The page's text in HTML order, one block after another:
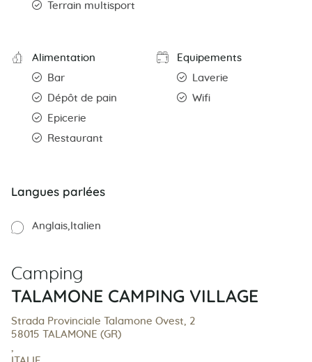
Terrain multisport
Alimentation
Bar
Dépôt de pain
Epicerie
Restaurant
Equipements
Laverie
Wifi
Langues parlées
Anglais Italien
Camping
TALAMONE CAMPING VILLAGE
Strada Provinciale Talamone Ovest, 2
58015 TALAMONE (GR)
,